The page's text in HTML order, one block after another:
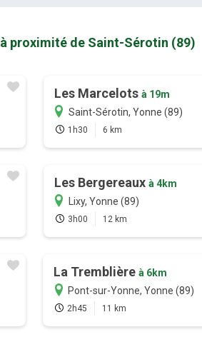
proximité de Saint-Sérotin (89)
Les Marcelots à 19m
Saint-Sérotin, Yonne (89)
1h30 6 km
Les Bergereaux à 4km
Lixy, Yonne (89)
3h00 12 km
La Tremblièreà 6km
Pont-sur-Yonne, Yonne (89)
2h45 11 km